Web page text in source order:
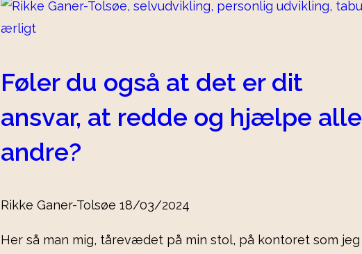
Føler du også at det er dit
ansvar, at redde og hjælpe alle
andre?
Rikke Ganer-Tolsøe 18/03/2024
Her så man mig, tårevædet på min stol, på kontoret som jeg